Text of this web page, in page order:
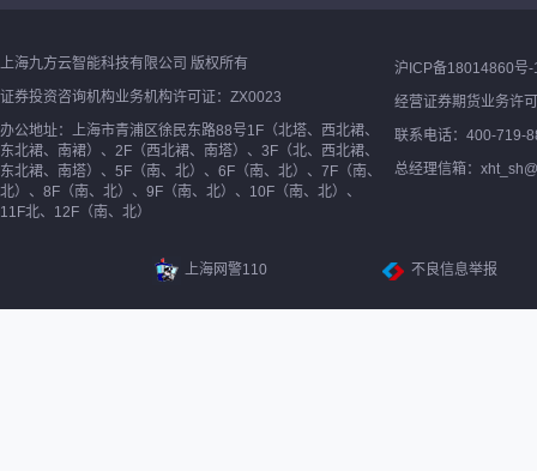
上海九方云智能科技有限公司 版权所有
证券投资咨询机构业务机构许可证：ZX0023
办公地址：上海市青浦区徐民东路88号1F（北塔、西北裙、
东北裙、南裙）、2F（西北裙、南塔）、3F（北、西北裙、
东北裙、南塔）、5F（南、北）、6F（南、北）、7F（南、
北）、8F（南、北）、9F（南、北）、10F（南、北）、
11F北、12F（南、北）
沪ICP备18014860号-
经营证券期货业务许
联系电话：400-719-
总经理信箱：
上海网警110 不良信息举报